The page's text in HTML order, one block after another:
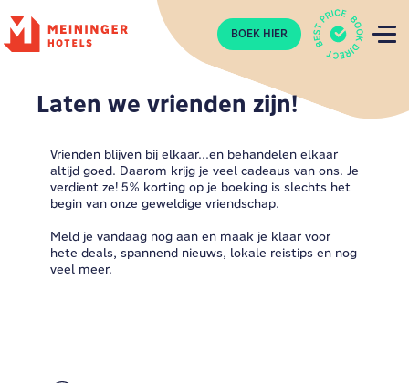
P BOEK HIER
Laten we vrienden zijn!
Vrienden blijven bij elkaar...en behandelen elkaar
altijd goed. Daarom krijg je veel cadeaus van ons. Je
verdient ze! 5% korting op je boeking is slechts het
begin van onze geweldige vriendschap.
Meld je vandaag nog aan en maak je klaar voor
hete deals, spannend nieuws, lokale reistips en nog
veel meer.